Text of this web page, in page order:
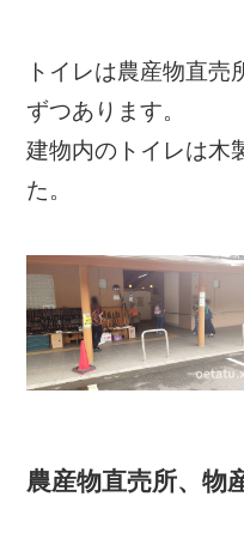
トイレは農産物直
ずつあります。
建物内のトイレは木
た。
農産物直売所、物